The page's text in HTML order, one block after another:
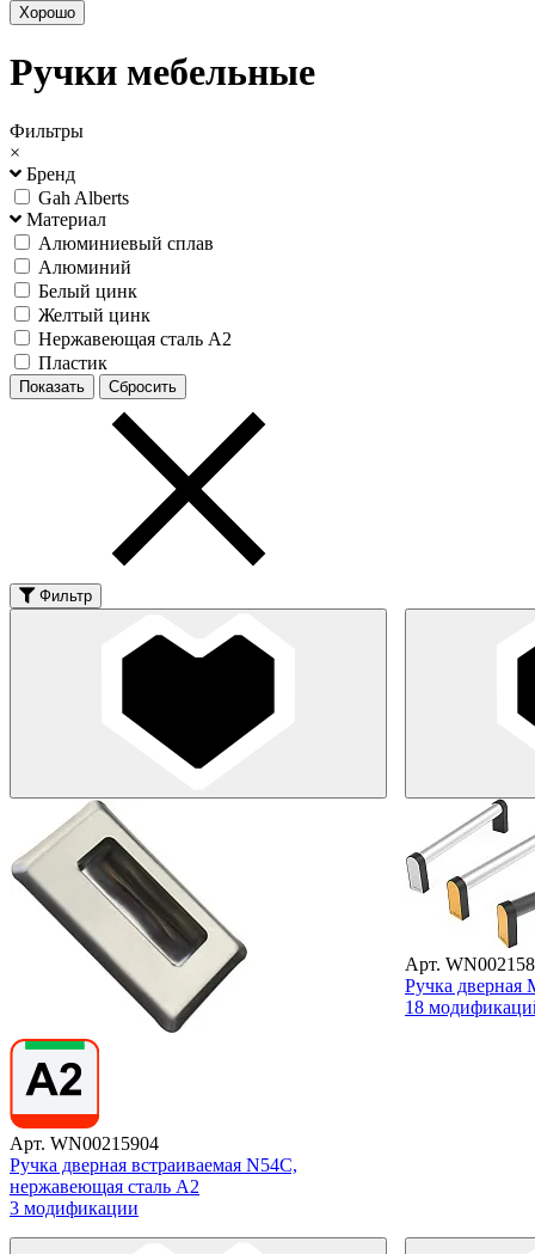
Хорошо
Ручки мебельные
Фильтры
×
Бренд
Gah Alberts
Материал
Алюминиевый сплав
Алюминий
Белый цинк
Желтый цинк
Нержавеющая сталь А2
Пластик
Фильтр
Арт. WN00215904
Ручка дверная встраиваемая N54C,
нержавеющая сталь А2
3 модификации
Арт.
Ручка дверная
18